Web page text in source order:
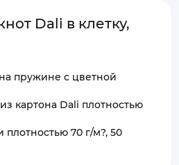
Dali в клетку,
пружине с цветной
картона Dali плотностью
плотностью 70 г/м?, 50